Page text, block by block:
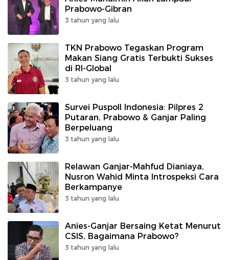
Prabowo-Gibran
3 tahun yang lalu
TKN Prabowo Tegaskan Program
Makan Siang Gratis Terbukti Sukses
di RI-Global
3 tahun yang lalu
Survei Puspoll Indonesia: Pilpres 2
Putaran, Prabowo & Ganjar Paling
Berpeluang
3 tahun yang lalu
Relawan Ganjar-Mahfud Dianiaya,
Nusron Wahid Minta Introspeksi Cara
Berkampanye
3 tahun yang lalu
Anies-Ganjar Bersaing Ketat Menurut
CSIS, Bagaimana Prabowo?
3 tahun yang lalu